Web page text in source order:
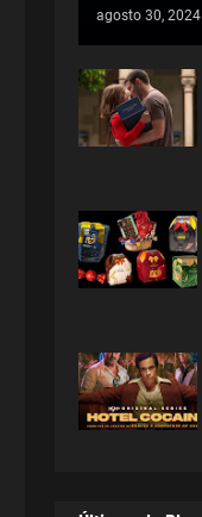
agosto 30, 2024